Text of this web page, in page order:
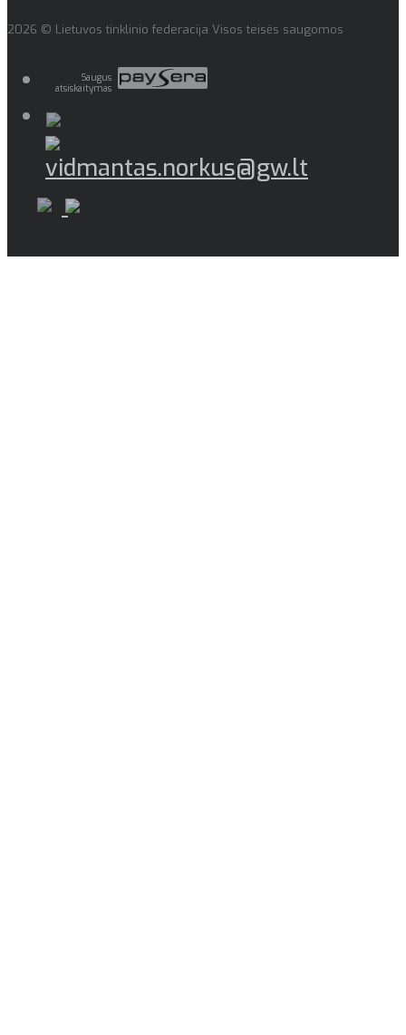
2026 © Lietuvos tinklinio federacija Visos teisės saugomos
Saugus
atsiskaitymas